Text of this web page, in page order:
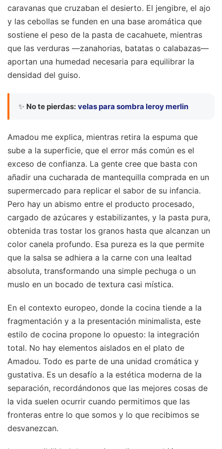
caravanas que cruzaban el desierto. El jengibre, el ajo
y las cebollas se funden en una base aromática que
sostiene el peso de la pasta de cacahuete, mientras
que las verduras —zanahorias, batatas o calabazas—
aportan una humedad necesaria para equilibrar la
densidad del guiso.
✨ No te pierdas: velas para sombra leroy merlin
Amadou me explica, mientras retira la espuma que
sube a la superficie, que el error más común es el
exceso de confianza. La gente cree que basta con
añadir una cucharada de mantequilla comprada en un
supermercado para replicar el sabor de su infancia.
Pero hay un abismo entre el producto procesado,
cargado de azúcares y estabilizantes, y la pasta pura,
obtenida tras tostar los granos hasta que alcanzan un
color canela profundo. Esa pureza es la que permite
que la salsa se adhiera a la carne con una lealtad
absoluta, transformando una simple pechuga o un
muslo en un bocado de textura casi mística.
En el contexto europeo, donde la cocina tiende a la
fragmentación y a la presentación minimalista, este
estilo de cocina propone lo opuesto: la integración
total. No hay elementos aislados en el plato de
Amadou. Todo es parte de una unidad cromática y
gustativa. Es un desafío a la estética moderna de la
separación, recordándonos que las mejores cosas de
la vida suelen ocurrir cuando permitimos que las
fronteras entre lo que somos y lo que recibimos se
desvanezcan.